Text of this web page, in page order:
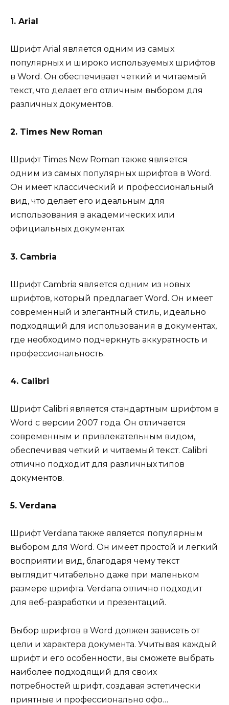
1. Arial
Шрифт Arial является одним из самых
популярных и широко используемых шрифтов
в Word. Он обеспечивает четкий и читаемый
текст, что делает его отличным выбором для
различных документов.
2. Times New Roman
Шрифт Times New Roman также является
одним из самых популярных шрифтов в Word.
Он имеет классический и профессиональный
вид, что делает его идеальным для
использования в академических или
официальных документах.
3. Cambria
Шрифт Cambria является одним из новых
шрифтов, который предлагает Word. Он имеет
современный и элегантный стиль, идеально
подходящий для использования в документах,
где необходимо подчеркнуть аккуратность и
профессиональность.
4. Calibri
Шрифт Calibri является стандартным шрифтом в
Word с версии 2007 года. Он отличается
современным и привлекательным видом,
обеспечивая четкий и читаемый текст. Calibri
отлично подходит для различных типов
документов.
5. Verdana
Шрифт Verdana также является популярным
выбором для Word. Он имеет простой и легкий
восприятии вид, благодаря чему текст
выглядит читабельно даже при маленьком
размере шрифта. Verdana отлично подходит
для веб-разработки и презентаций.
Выбор шрифтов в Word должен зависеть от
цели и характера документа. Учитывая каждый
шрифт и его особенности, вы сможете выбрать
наиболее подходящий для своих
потребностей шрифт, создавая эстетически
приятные и профессионально офо…